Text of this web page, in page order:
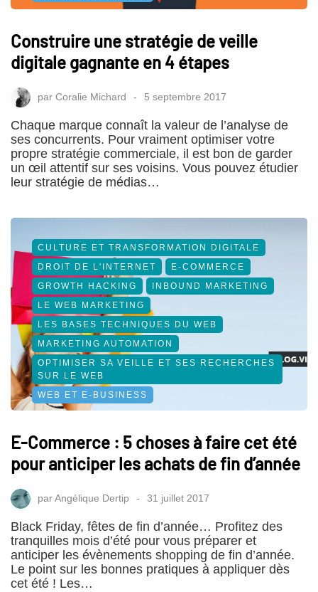
Construire une stratégie de veille
digitale gagnante en 4 étapes
par Coralie Michard 5 septembre 2017
Chaque marque connaît la valeur de l’analyse de
ses concurrents. Pour vraiment optimiser votre
propre stratégie commerciale, il est bon de garder
un œil attentif sur ses voisins. Vous pouvez étudier
leur stratégie de médias…
CULTURE ET TRANSFORMATION DIGITALE
DROIT DE L'INTERNET
E-COMMERCE
GROWTH HACKING
INBOUND MARKETING
LE WEB MARKETING
LES BASES TECHNIQUES DU WEB
MARKETING AUTOMATION
OPTIMISER SA VEILLE ET SES RECHERCHES
SUR LE WEB
WEB ET E-BUSINESS
E-Commerce : 5 choses à faire cet été
pour anticiper les achats de fin d’année
parAngélique Dertip 31 juillet 2017
Black Friday, fêtes de fin d’année… Profitez des
tranquilles mois d’été pour vous préparer et
anticiper les évènements shopping de fin d’année.
Le point sur les bonnes pratiques à appliquer dès
cet été ! Les…